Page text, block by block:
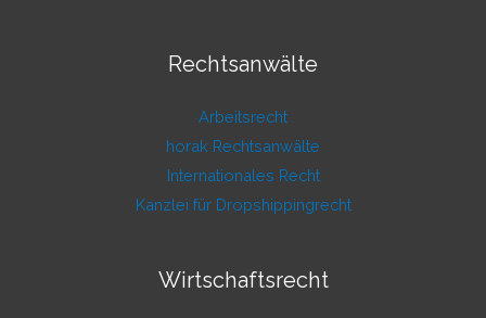
Rechtsanwälte
Arbeitsrecht
horak Rechtsanwälte
Internationales Recht
Kanzlei für Dropshippingrecht
Wirtschaftsrecht